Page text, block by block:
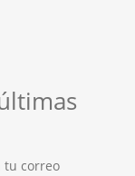
tu correo